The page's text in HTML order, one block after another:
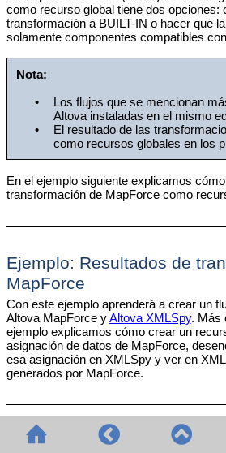
como recurso global tiene dos opciones:
transformación a BUILT-IN o hacer que
solamente componentes compatibles
Nota:
•
Los flujos que se mencionan
Altova instaladas en el mismo
•
El resultado de las
como recursos globales en los
En el ejemplo siguiente explicamos
transformación de MapForce como
Ejemplo: Resultados de
MapForce
Con este ejemplo aprenderá a crear un
Altova MapForce yAltova XMLSpy. Más
ejemplo explicamos cómo crear un
asignación de datos de MapForce,
esa asignación en XMLSpy y ver en
generados por MapForce.
Paso 1: crear el recurso